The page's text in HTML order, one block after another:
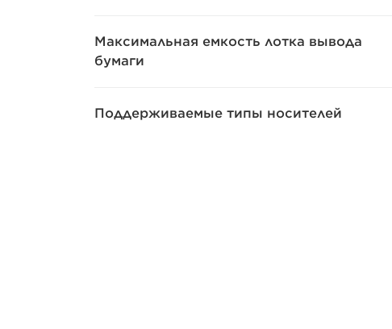
Максимальная емкость лотка вывода
бумаги
Поддерживаемые типы носителей